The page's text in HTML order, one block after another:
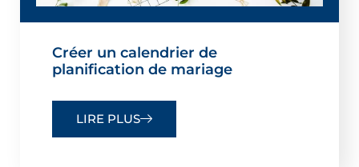
Créer un calendrier de
planification de mariage
LIRE PLUS